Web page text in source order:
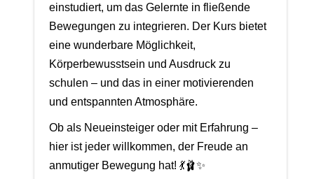
einstudiert, um das Gelernte in fließende
Bewegungen zu integrieren. Der Kurs bietet
eine wunderbare Möglichkeit,
Körperbewusstsein und Ausdruck zu
schulen – und das in einer motivierenden
und entspannten Atmosphäre.
Ob als Neueinsteiger oder mit Erfahrung –
hier ist jeder willkommen, der Freude an
anmutiger Bewegung hat! 💃🩰✨